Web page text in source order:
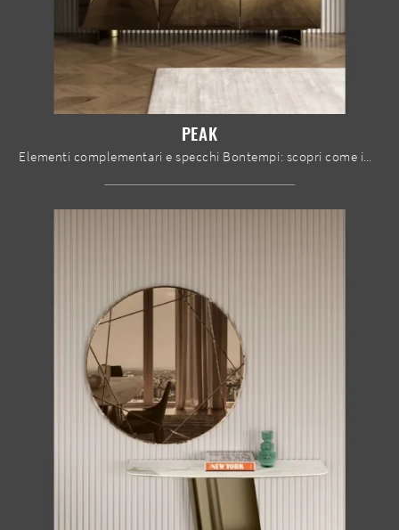
PEAK
Elementi complementari e specchi Bontempi: scopri come impreziosire i tuoi interni design con il modello Peak.